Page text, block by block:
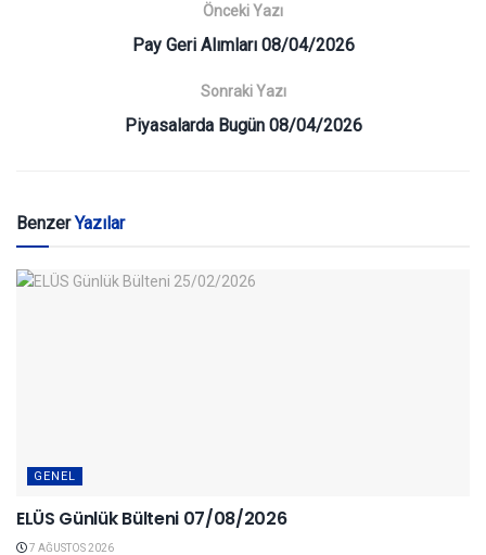
Önceki Yazı
Pay Geri Alımları 08/04/2026
Sonraki Yazı
Piyasalarda Bugün 08/04/2026
BenzerYazılar
GENEL
ELÜS Günlük Bülteni 07/08/2026
7 AĞUSTOS 2026